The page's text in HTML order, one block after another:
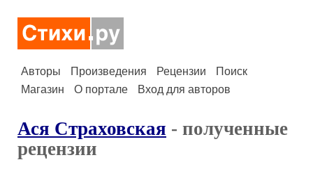
Авторы Произведения Рецензии
Поиск
Магазин
О портале Вход для авторов
Ася Страховская - полученные
рецензии